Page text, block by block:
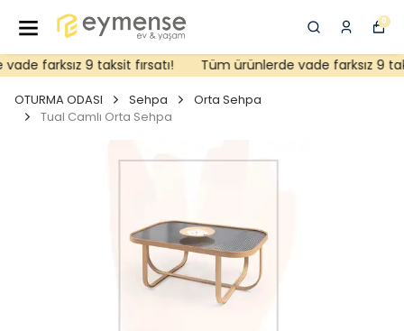
0
farksız 9 taksit fırsatı! Tüm ürünlerde vade farksız 9
OTURMA ODASI Sehpa
Orta Sehpa
Tual Camlı Orta Sehpa